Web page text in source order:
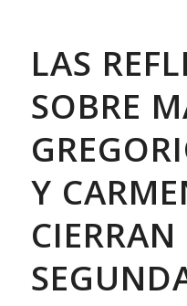
LAS
SOBRE
Y